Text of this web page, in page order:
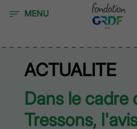
MENU
ACTUALITE
Dans le cadre
Tressons,